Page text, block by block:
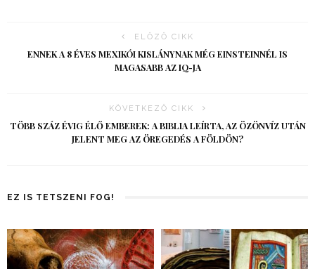
ELŐZŐ CIKK
ENNEK A 8 ÉVES MEXIKÓI KISLÁNYNAK MÉG EINSTEINNÉL IS
MAGASABB AZ IQ-JA
KÖVETKEZŐ CIKK
TÖBB SZÁZ ÉVIG ÉLŐ EMBEREK: A BIBLIA LEÍRTA, AZ ÖZÖNVÍZ UTÁN
JELENT MEG AZ ÖREGEDÉS A FÖLDÖN?
EZ IS TETSZENI FOG!